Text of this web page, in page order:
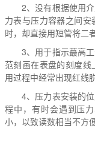
2、没有根据使用
力表与压力容器之间
时，却直接用短管将二
3、用于指示蕞高
范刻画在表盘的刻度
用过程中经常出现红线
4、压力表安装的
程中，有时会遇到压
小，以致读数相当不方便